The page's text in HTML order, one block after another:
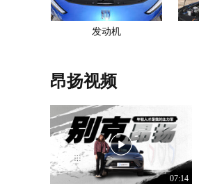
发动机
昂扬视频
07:14